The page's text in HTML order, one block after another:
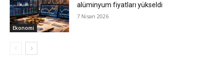
Ekonomi
alüminyum fiyatları yükseldi
7 Nisan 2026